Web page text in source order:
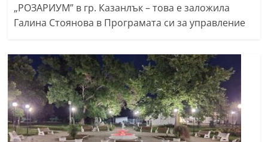
„РОЗАРИУМ” в гр. Казанлък – това е заложила
Галина Стоянова в Програмата си за управление